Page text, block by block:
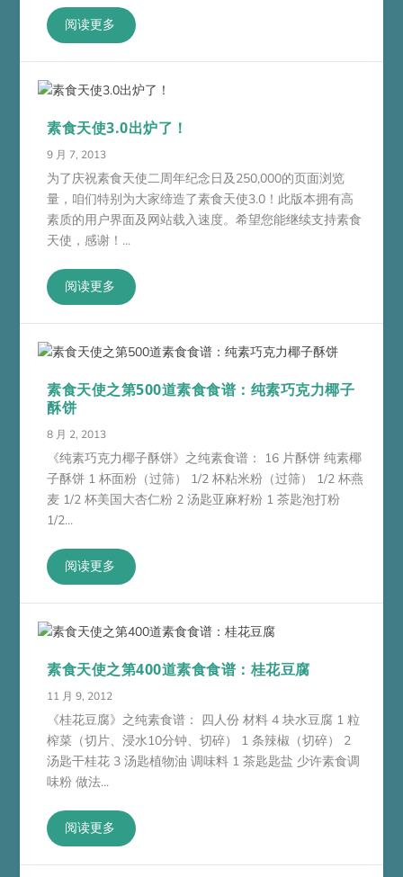
阅读更多
素食天使3.0出炉了！
9 月 7, 2013
为了庆祝素食天使二周年纪念日及250,000的页面浏览
量，咱们特别为大家缔造了素食天使3.0！此版本拥有高
素质的用户界面及网站载入速度。希望您能继续支持素食
天使，感谢！...
阅读更多
素食天使之第500道素食食谱：纯素巧克力椰子
酥饼
8 月 2, 2013
《纯素巧克力椰子酥饼》之纯素食谱： 16 片酥饼 纯素椰
子酥饼 1 杯面粉（过筛） 1/2 杯粘米粉（过筛） 1/2 杯燕
麦 1/2 杯美国大杏仁粉 2 汤匙亚麻籽粉 1 茶匙泡打粉
1/2...
阅读更多
素食天使之第400道素食食谱：桂花豆腐
11 月 9, 2012
《桂花豆腐》之纯素食谱： 四人份 材料 4 块水豆腐 1 粒
榨菜（切片、浸水10分钟、切碎） 1 条辣椒（切碎） 2
汤匙干桂花 3 汤匙植物油 调味料 1 茶匙匙盐 少许素食调
味粉 做法...
阅读更多